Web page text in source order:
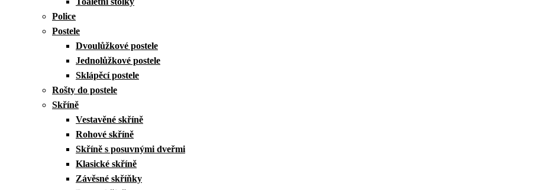
Police
Postele
Dvoulůžkové postele
Jednolůžkové postele
Sklápěcí postele
Rošty do postele
Skříně
Vestavěné skříně
Rohové skříně
Skříně s posuvnými dveřmi
Klasické skříně
Závěsné skříňky